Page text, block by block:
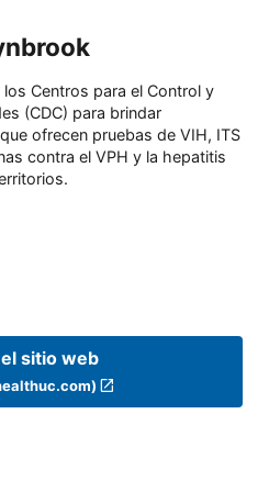
Centros para el Control y
(CDC) para brindar
ofrecen pruebas de VIH, ITS
contra el VPH y la hepatitis
sitio web